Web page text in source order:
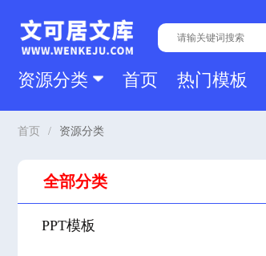
资源分类 首页 热门模板
首页 / 资源分类
全部分类
PPT模板